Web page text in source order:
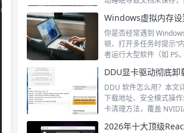
你是否经常遇到
顿、打开多任务时提示“
者运行大型软件（如 PS
DDU 软件怎么用？本文
下载地址、安全模式操
卡清理方法，覆盖